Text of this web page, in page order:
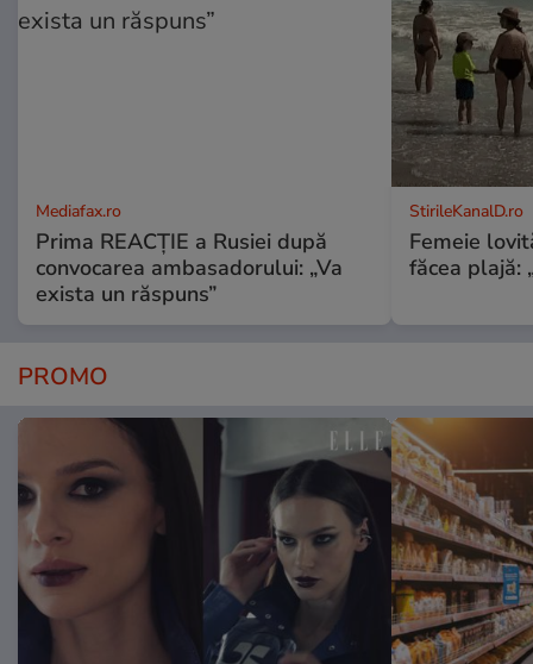
Mediafax.ro
Prima REACȚIE a Rusiei după
convocarea ambasadorului: „Va
exista un răspuns”
StirileKanalD.ro
Femeie
făcea plajă:
PROMO